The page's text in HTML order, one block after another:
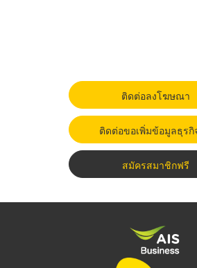
ติดต่อลงโฆษณา
ติดต่อขอเพิ่มข้อมูลธุรกิ
สมัครสมาชิกฟรี